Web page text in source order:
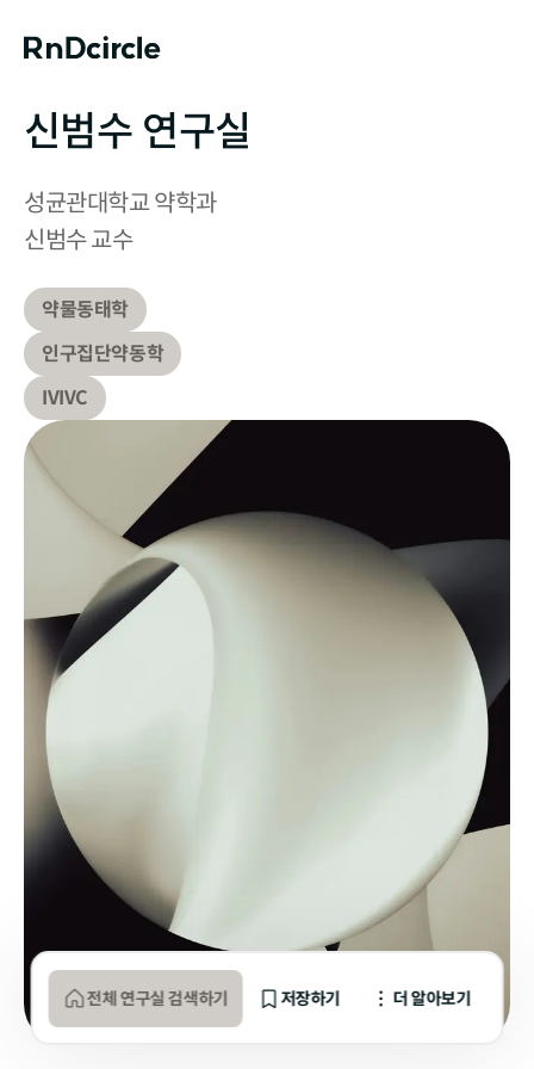
신범수 연구실
성균관대학교 약학과
신범수 교수
약물동태학
인구집단약동학
IVIVC
전체 연구실 검색하기 저장하기 더 알아보기